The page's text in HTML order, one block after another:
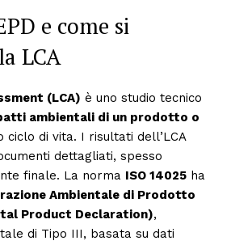
e come si
LCA
(LCA) è uno studio tecnico
ambientali di un prodotto o
ciclo di vita. I risultati dell’LCA
dettagliati, spesso
finale. La norma ISO 14025 ha
Ambientale di Prodotto
Product Declaration),
di Tipo III, basata su dati